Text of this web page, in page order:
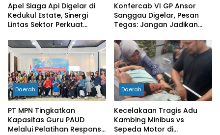
Apel Siaga Api Digelar di
Kedukul Estate, Sinergi
Lintas Sektor Perkuat
Mukok
Konfercab VI GP Ansor
Sanggau Digelar, Pesan
Tegas: Jangan Jadikan
Kejar Jabatan
Daerah
PT MPN Tingkatkan
Kapasitas Guru PAUD
Melalui Pelatihan Responsif
Daerah
Kecelakaan Tragis Adu
Kambing Minibus vs
Sepeda Motor di